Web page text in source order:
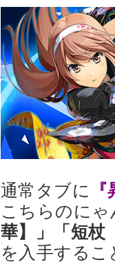
通常タブに
こちらのに
華】」「短杖
を入手する